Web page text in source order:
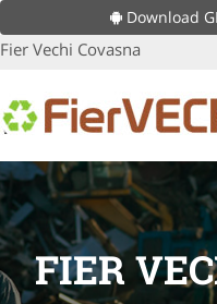
Download
Fier Vechi Covasna
FIER